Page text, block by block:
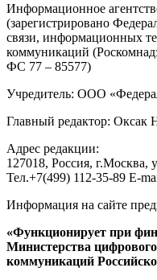
Информационное
(зарегистрировано
связи, информационных
коммуникаций
ФС 77 – 85577)
Учредитель: ООО
Главный редактор: Оксак
Адрес редакции:
127018, Россия, г.Москва,
Тел.+7(499) 112-35-89 E-
Информация на сайте
«Функционирует при
Министерства
коммуникаций